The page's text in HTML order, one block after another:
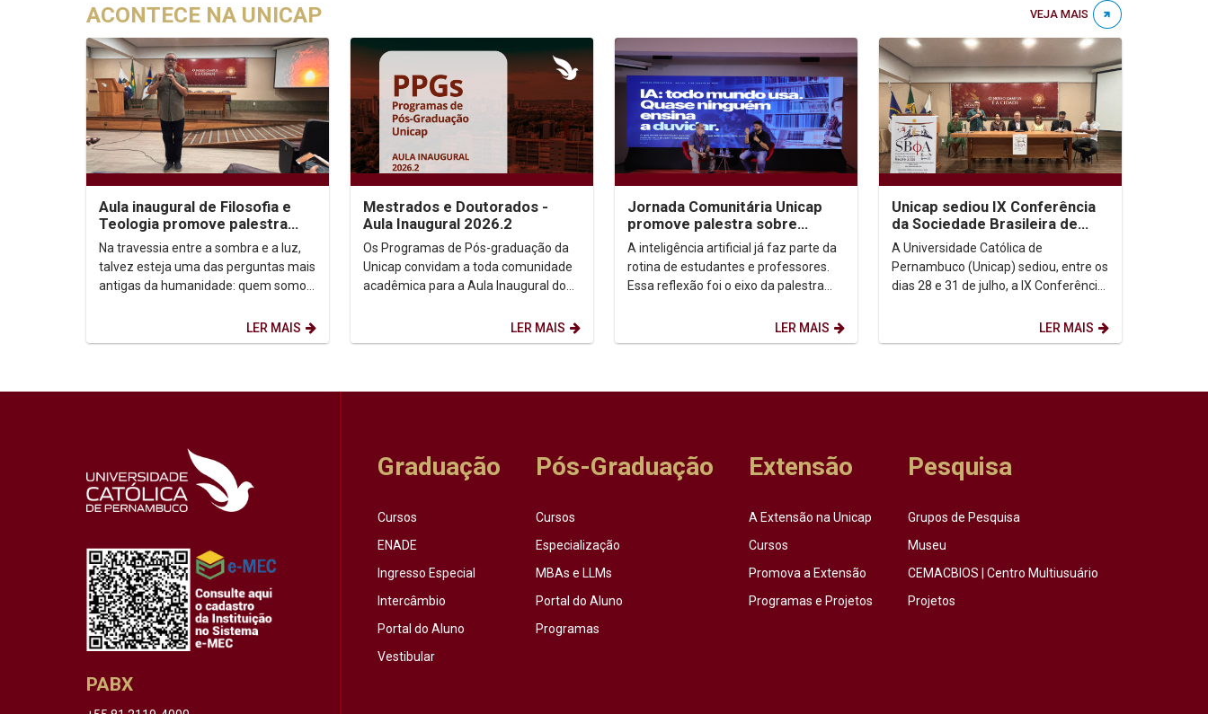
ACONTECE NA UNICAP VEJA MAIS
Aula inaugural de Filosofia e
Teologia promove palestra
sobre autoconhecimento
Na travessia entre a sombra e a luz,
talvez esteja uma das perguntas mais
antigas da humanidade: quem somos,
LER MAIS
Mestrados e Doutorados -
Aula Inaugural 2026.2
Os Programas de Pós-graduação da
Unicap convidam a toda comunidade
acadêmica para a Aula Inaugural do
LER MAIS
Jornada Comunitária Unicap
promove palestra sobre
aprendizagem com uso de IA
A inteligência artificial já faz parte da
rotina de estudantes e professores.
Essa reflexão foi o eixo da palestra
LER MAIS
Unicap sediou IX Conferência
da Sociedade Brasileira de
Filosofia Analítica
A Universidade Católica de
Pernambuco (Unicap) sediou, entre os
dias 28 e 31 de julho, a IX Conferência
LER MAIS
PABX
Graduação
Cursos
ENADE
Ingresso Especial
Intercâmbio
Portal do Aluno
Vestibular
Pós-Graduação
Cursos
Especialização
MBAs e LLMs
Portal do Aluno
Programas
Extensão
A Extensão na Unicap
Cursos
Promova a Extensão
Programas e Projetos
Pesquisa
Grupos de Pesquisa
Museu
CEMACBIOS | Centro Multiusuário
Projetos